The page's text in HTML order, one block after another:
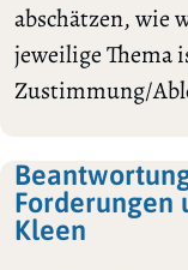
abschätzen, wie
jeweilige Thema
Zustimmung/
Forderungen
Kleen